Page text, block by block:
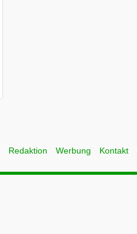
Redaktion Werbung Kontakt